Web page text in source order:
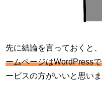
先に結論を言っておくと
ームページはWordPress
ービスの方がいいと思いま